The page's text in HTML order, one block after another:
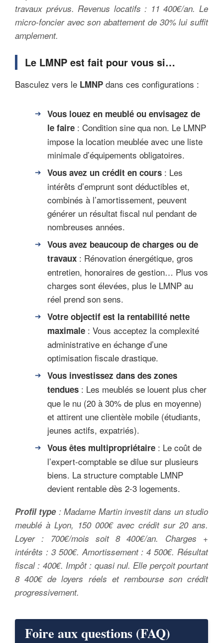
travaux prévus. Revenus locatifs : 11 400€/an. Le
micro-foncier avec son abattement de 30% lui suffit
amplement.
Le LMNP est fait pour vous si…
Basculez vers le LMNP dans ces configurations :
Vous louez en meublé ou envisagez de
le faire : Condition sine qua non. Le LMNP
impose la location meublée avec une liste
minimale d’équipements obligatoires.
Vous avez un crédit en cours : Les
intérêts d’emprunt sont déductibles et,
combinés à l’amortissement, peuvent
générer un résultat fiscal nul pendant de
nombreuses années.
Vous avez beaucoup de charges ou de
travaux : Rénovation énergétique, gros
entretien, honoraires de gestion… Plus vos
charges sont élevées, plus le LMNP au
réel prend son sens.
Votre objectif est la rentabilité nette
maximale : Vous acceptez la complexité
administrative en échange d’une
optimisation fiscale drastique.
Vous investissez dans des zones
tendues : Les meublés se louent plus cher
que le nu (20 à 30% de plus en moyenne)
et attirent une clientèle mobile (étudiants,
jeunes actifs, expatriés).
Vous êtes multipropriétaire : Le coût de
l’expert-comptable se dilue sur plusieurs
biens. La structure comptable LMNP
devient rentable dès 2-3 logements.
Profil type: Madame Martin investit dans un studio
meublé à Lyon, 150 000€ avec crédit sur 20 ans.
Loyer : 700€/mois soit 8 400€/an. Charges +
intérêts : 3 500€. Amortissement : 4 500€. Résultat
fiscal : 400€. Impôt : quasi nul. Elle perçoit pourtant
8 400€ de loyers réels et rembourse son crédit
progressivement.
Foire aux questions (FAQ)